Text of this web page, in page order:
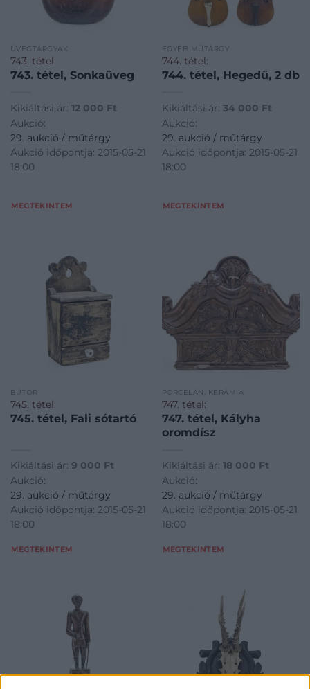
ÜVEGTÁRGYAK
743. tétel:
743. tétel, Sonkaüveg
Kikiáltási ár: 12 000 Ft
Aukció:
29. aukció / műtárgy
Aukció időpontja: 2015-05-21
18:00
MEGTEKINTEM
EGYÉB MŰTÁRGY
744. tétel:
744. tétel, Hegedű, 2 db
Kikiáltási ár: 34 000 Ft
Aukció:
29. aukció / műtárgy
Aukció időpontja: 2015-05-21
18:00
MEGTEKINTEM
BÚTOR
745. tétel:
745. tétel, Fali sótartó
Kikiáltási ár: 9 000 Ft
Aukció:
29. aukció / műtárgy
Aukció időpontja: 2015-05-21
18:00
MEGTEKINTEM
PORCELÁN, KERÁMIA
747. tétel:
747. tétel, Kályha
oromdísz
Kikiáltási ár: 18 000 Ft
Aukció:
29. aukció / műtárgy
Aukció időpontja: 2015-05-21
18:00
MEGTEKINTEM